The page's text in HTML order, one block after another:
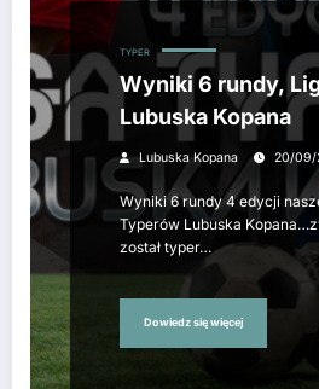
TYPER
Wyniki 6 rundy,
Lubuska Kopana
Lubuska Kopana 20/09/
Wyniki 6 rundy 4 edycji
Typerów Lubuska
został typer…
Dowiedz się więcej